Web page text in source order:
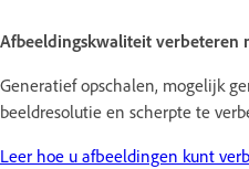
Afbeeldingskwaliteit verbeteren
Generatief opschalen, mogelijk
beeldresolutie en scherpte te
Leer hoe u afbeeldingen kunt